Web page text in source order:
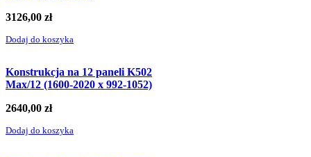
3126,00 zł
Dodaj do koszyka
Konstrukcja na 12 paneli K502
Max/12 (1600-2020 x 992-1052)
2640,00 zł
Dodaj do koszyka